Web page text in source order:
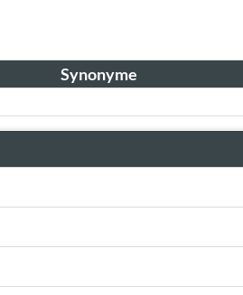
Synonyme